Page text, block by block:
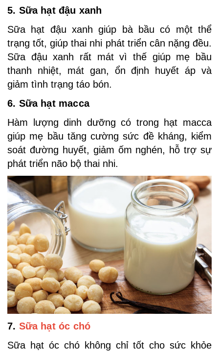
5. Sữa hạt đậu xanh
Sữa hạt đậu xanh giúp bà bầu có một thể
trạng tốt, giúp thai nhi phát triển cân nặng đều.
Sữa đậu xanh rất mát vì thế giúp mẹ bầu
thanh nhiệt, mát gan, ổn định huyết áp và
giảm tình trạng táo bón.
6. Sữa hạt macca
Hàm lượng dinh dưỡng có trong hạt macca
giúp mẹ bầu tăng cường sức đề kháng, kiểm
soát đường huyết, giảm ốm nghén, hỗ trợ sự
phát triển não bộ thai nhi.
7. Sữa hạt óc chó
Sữa hạt óc chó không chỉ tốt cho sức khỏe